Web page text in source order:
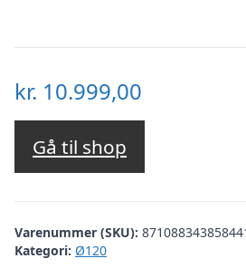
kr. 10.999,00
Gå til shop
Varenummer (SKU):
Kategori: Ø120